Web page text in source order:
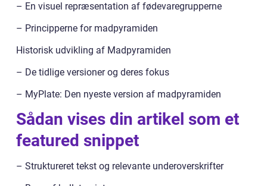
– En visuel repræsentation af fødevaregrupperne
– Principperne for madpyramiden
Historisk udvikling af Madpyramiden
– De tidlige versioner og deres fokus
– MyPlate: Den nyeste version af madpyramiden
Sådan vises din artikel som et
featured snippet
– Struktureret tekst og relevante underoverskrifter